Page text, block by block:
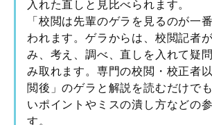
入れた直しと見比べられます。
「校閲は先輩のゲラを見るのが一
われます。ゲラからは、校閲記者
み、考え、調べ、直しを入れて疑
み取れます。専門の校閲・校正者
閲後」のゲラと解説を読むだけで
いポイントやミスの潰し方などの
す。